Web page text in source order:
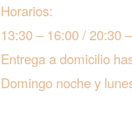
Horarios:
13:30 – 16:00 / 20:30
Entrega a domicilio
Domingo noche y